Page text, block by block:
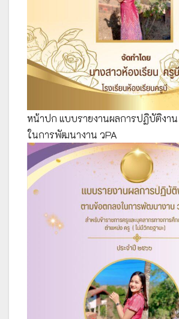
หน้าปก แบบรายงานผลการปฏิบัติงา
ในการพัฒนางาน วPA